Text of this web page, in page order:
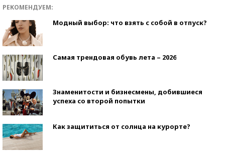
РЕКОМЕНДУЕМ:
Модный выбор: что взять с собой в отпуск?
Самая трендовая обувь лета – 2026
Знаменитости и бизнесмены, добившиеся
успеха со второй попытки
Как защититься от солнца на курорте?